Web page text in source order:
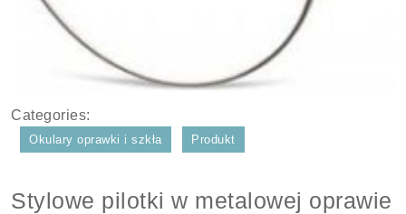
Categories:
Okulary oprawki i szkła Produkt
Stylowe pilotki w metalowej oprawie